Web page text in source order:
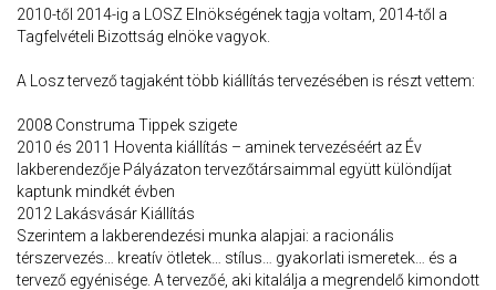
2010-től 2014-ig a LOSZ Elnökségének tagja voltam, 2014-től a
Tagfelvételi Bizottság elnöke vagyok.
A Losz tervező tagjaként több kiállítás tervezésében is részt vettem:
2008 Construma Tippek szigete
2010 és 2011 Hoventa kiállítás – aminek tervezéséért az Év
lakberendezője Pályázaton tervezőtársaimmal együtt különdíjat
kaptunk mindkét évben
2012 Lakásvásár Kiállítás
Szerintem a lakberendezési munka alapjai: a racionális
térszervezés… kreatív ötletek… stílus… gyakorlati ismeretek… és a
tervező egyénisége. A tervezőé, aki kitalálja a megrendelő kimondott